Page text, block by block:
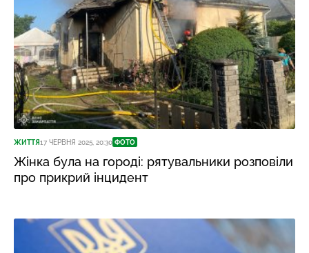
ЖИТТЯ17 ЧЕРВНЯ 2025, 20:30 ФОТО
Жінка була на городі: рятувальники розповіли
про прикрий інцидент